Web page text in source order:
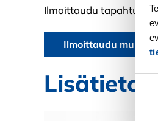
Ilmoittaudu
Ilmoittaudu